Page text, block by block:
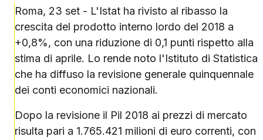
Roma, 23 set - L'Istat ha rivisto al ribasso la
crescita del prodotto interno lordo del 2018 a
+0,8%, con una riduzione di 0,1 punti rispetto alla
stima di aprile. Lo rende noto l'Istituto di Statistica
che ha diffuso la revisione generale quinquennale
dei conti economici nazionali.
Dopo la revisione il Pil 2018 ai prezzi di mercato
risulta pari a 1.765.421 milioni di euro correnti, con